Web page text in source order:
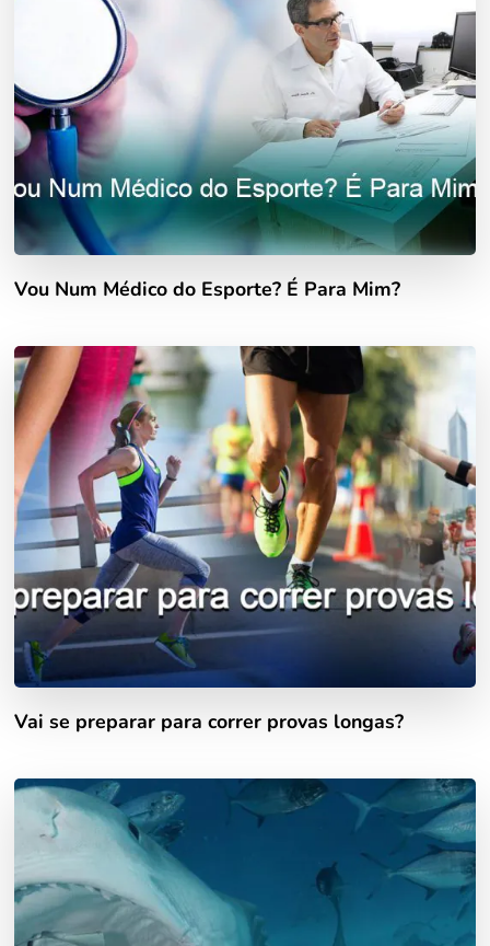
Vou Num Médico do Esporte? É Para Mim?
Vai se preparar para correr provas longas?